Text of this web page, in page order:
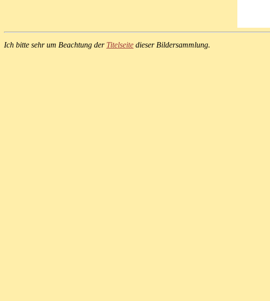
Ich bitte sehr um Beachtung der Titelseite dieser Bildersammlung.